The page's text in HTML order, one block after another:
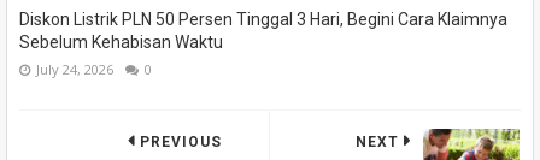
Diskon Listrik PLN 50 Persen Tinggal 3 Hari, Begini Cara Klaimnya
Sebelum Kehabisan Waktu
July 24, 2026 0
NEXT
PREVIOUS